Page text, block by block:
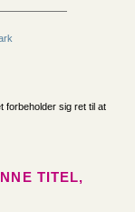
forbeholder sig ret til at
TITEL,